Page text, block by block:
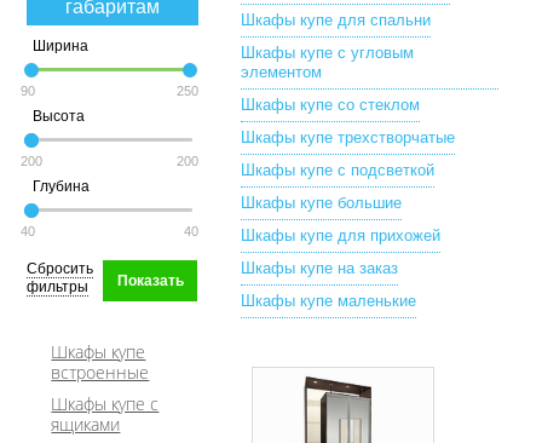
габаритам
Ширина
90 250
Высота
200 200
Глубина
40 40
Сбросить
фильтры
Показать
Шкафы купе
встроенные
Шкафы купе с
ящиками
Шкафы купе для спальни
Шкафы купе с угловым
элементом
Шкафы купе со стеклом
Шкафы купе трехстворчатые
Шкафы купе с подсветкой
Шкафы купе большие
Шкафы купе для прихожей
Шкафы купе на заказ
Шкафы купе маленькие